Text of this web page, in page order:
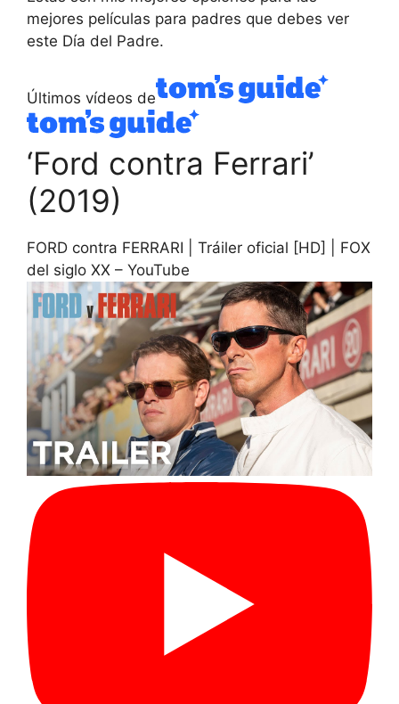
mejores películas para padres que debes ver
este Día del Padre.
Últimos vídeos de
‘Ford contra Ferrari’
(2019)
FORD contra FERRARI | Tráiler oficial [HD] | FOX
del siglo XX – YouTube